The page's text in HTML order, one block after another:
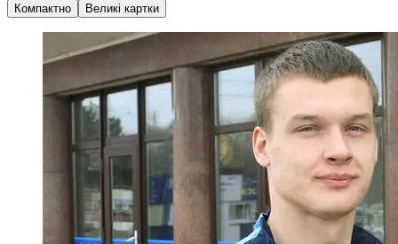
Компактно Великі картки